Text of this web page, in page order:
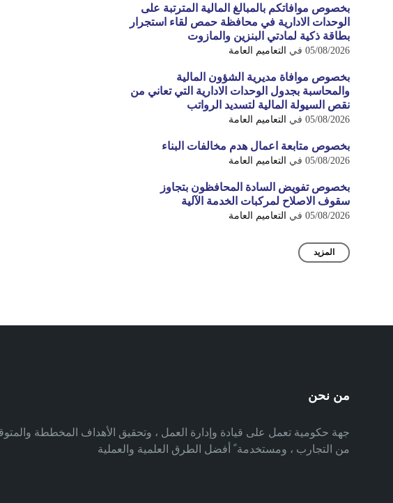
بخصوص موافاتكم بالمبالغ المالية المترتبة على
الوحدات الادارية في محافظة حمص لقاء استجرار
بطاقة ذكية لمادتي البنزين والمازوت
05/08/2026 في التعاميم العامة
بخصوص موافاة مديرية الشؤون المالية
والمحاسبة بجدول الوحدات الادارية التي تعاني من
نقص السيولة المالية لتسديد الرواتب
05/08/2026 في التعاميم العامة
بخصوص متابعة اعمال هدم مخالفات البناء
05/08/2026 في التعاميم العامة
بخصوص تفويض السادة المحافظون بتجاوز
سقوف الاصلاح لمركبات الخدمة الآلية
05/08/2026 في التعاميم العامة
المزيد
من نحن
جهة حكومية تعمل على قيادة وإدارة العمل ، وتحقيق الأهداف المخططة
من التجارب ، ومستخدمة ً أفضل الطرق العلمية والعملية